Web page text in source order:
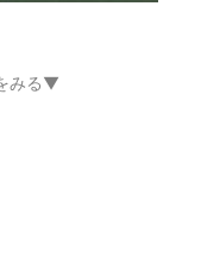
みる▼